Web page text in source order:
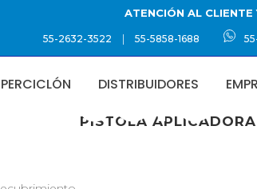
ATENCIÓN AL CLIENTE
55-2632-3522 | 55-5858-1688
DISTRIBUIDORES
PISTOLA